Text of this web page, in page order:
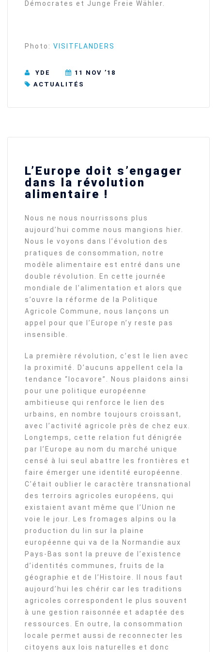
Démocrates et Junge Freie Wähler.
Photo: VISITFLANDERS
YDE
11 NOV ’18
ACTUALITÉS
L’Europe doit s’engager
dans la révolution
alimentaire !
Nous ne nous nourrissons plus
aujourd’hui comme nous mangions hier.
Nous le voyons dans l’évolution des
pratiques de consommation, notre
modèle alimentaire est entré dans une
double révolution. En cette journée
mondiale de l’alimentation et alors que
s’ouvre la réforme de la Politique
Agricole Commune, nous lançons un
appel pour que l’Europe n’y reste pas
insensible.
La première révolution, c’est le lien avec
la proximité. D’aucuns appellent cela la
tendance “locavore”. Nous plaidons ainsi
pour une politique européenne
ambitieuse qui renforce le lien des
urbains, en nombre toujours croissant,
avec l’activité agricole près de chez eux.
Longtemps, cette relation fut dénigrée
par l’Europe au nom du marché unique
censé à lui seul abattre les frontières et
faire émerger une identité européenne.
C’était oublier le caractère transnational
des terroirs agricoles européens, qui
existaient avant même que l’Union ne
voie le jour. Les fromages alpins ou la
production du lin sur la plaine
européenne qui va de la Normandie aux
Pays-Bas sont la preuve de l’existence
d’identités communes, fruits de la
géographie et de l’Histoire. Il nous faut
aujourd’hui les chérir car les traditions
agricoles correspondent le plus souvent
à une gestion raisonnée et adaptée des
ressources. En outre, la consommation
locale permet aussi de reconnecter les
citoyens aux lois naturelles et donc